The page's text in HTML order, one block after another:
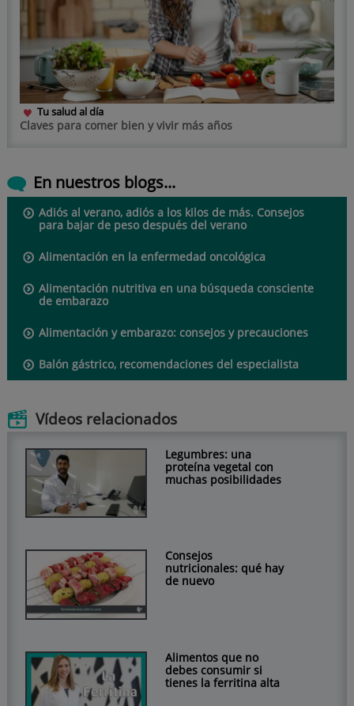
Tu salud al día
Claves para comer bien y vivir más años
En nuestros blogs...
Adiós al verano, adiós a los kilos de más. Consejos
para bajar de peso después del verano
Alimentación en la enfermedad oncológica
Alimentación nutritiva en una búsqueda consciente
de embarazo
Alimentación y embarazo: consejos y precauciones
Balón gástrico, recomendaciones del especialista
Vídeos relacionados
Legumbres: una
proteína vegetal con
muchas posibilidades
Consejos
nutricionales: qué hay
de nuevo
Alimentos que no
debes consumir si
tienes la ferritina alta